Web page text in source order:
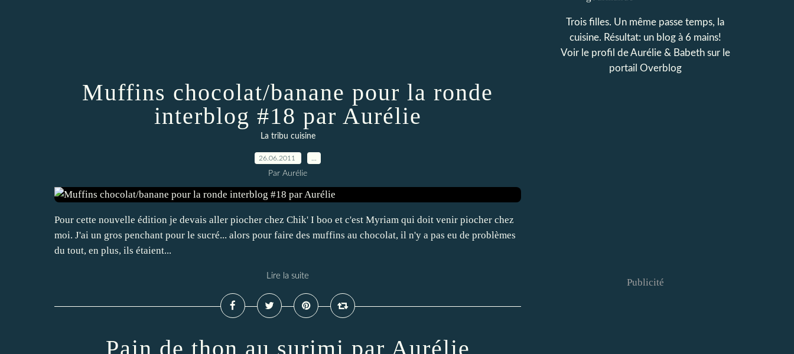
Muffins chocolat/banane pour la ronde
interblog #18 par Aurélie
La tribu cuisine
26.06.2011
Par Aurélie
Pour cette nouvelle édition je devais aller piocher chez Chik' I boo et c'est Myriam qui doit venir piocher chez
moi. J'ai un gros penchant pour le sucré... alors pour faire des muffins au chocolat, il n'y a pas eu de problèmes
du tout, en plus, ils étaient...
Lire la suite
Pain de thon au surimi par Aurélie
Trois filles. Un même passe temps, la
cuisine. Résultat: un blog à 6 mains!
Voir le profil deAurélie & Babethsur le
portail Overblog
Publicité